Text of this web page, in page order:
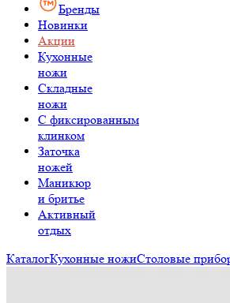
Бренды
Новинки
Акции
Кухонные
ножи
Складные
ножи
C фиксированным
клинком
Заточка
ножей
Маникюр
и бритье
Активный
отдых
КаталогКухонные ножиСтоловые